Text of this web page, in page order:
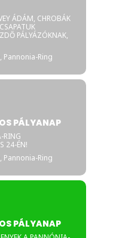
ÁDÁM, CHROBÁK
PÁLYÁZÓKNAK,
Ring
PÁLYANAP
RING
24-ÉN!
Ring
PÁLYANAP